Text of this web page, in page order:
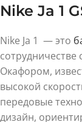
Nike Ja 1
Nike Ja 1 — это
Окафором,
высокой
передовые
дизайн,